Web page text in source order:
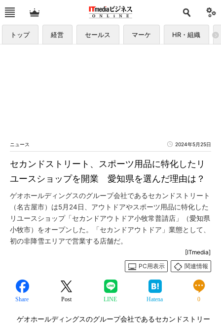
トップ 経営 セールス マーケ HR・組織
ニュース 2024年5月25日
セカンドストリート、スポーツ用品に特化したリ
ユースショップを開業 愛知県を選んだ理由は？
ゲオホールディングスのグループ会社であるセカンドストリート
（名古屋市）は5月24日、アウトドアやスポーツ用品に特化した
リユースショップ「セカンドアウトドア小牧常普請店」（愛知県
小牧市）をオープンした。「セカンドアウトドア」業態として、
初の非降雪エリアで営業する店舗だ。
[ITmedia]
PC用表示
関連情報
Share Post LINE Hatena 0
ゲオホールディングスのグループ会社であるセカンドストリー